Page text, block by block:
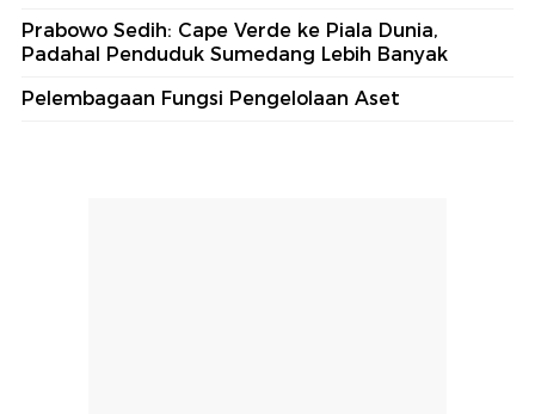
Prabowo Sedih: Cape Verde ke Piala Dunia,
Padahal Penduduk Sumedang Lebih Banyak
Pelembagaan Fungsi Pengelolaan Aset